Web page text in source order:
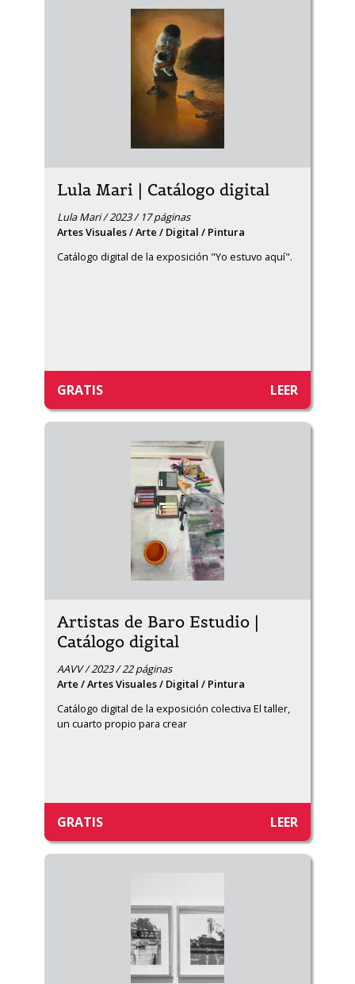
Lula Mari | Catálogo digital
Lula Mari / 2023 / 17 páginas
Artes Visuales / Arte / Digital / Pintura
Catálogo digital de la exposición "Yo estuvo aquí".
GRATIS LEER
Artistas de Baro Estudio |
Catálogo digital
AAVV / 2023 / 22 páginas
Arte / Artes Visuales / Digital / Pintura
Catálogo digital de la exposición colectiva El taller,
un cuarto propio para crear
GRATIS LEER